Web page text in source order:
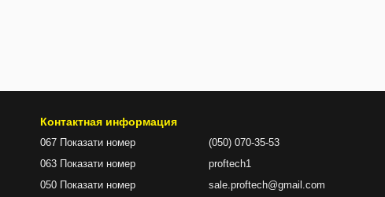
Контактная информация
067 Показати номер
063 Показати номер
050 Показати номер
(050) 070-35-53
proftech1
sale.proftech@gmail.com